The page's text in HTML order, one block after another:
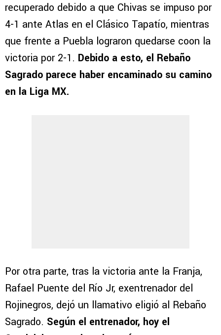
recuperado debido a que Chivas se impuso por
4-1 ante Atlas en el Clásico Tapatío, mientras
que frente a Puebla lograron quedarse coon la
victoria por 2-1. Debido a esto, el Rebaño
Sagrado parece haber encaminado su camino
en la Liga MX.
Por otra parte, tras la victoria ante la Franja,
Rafael Puente del Río Jr, exentrenador del
Rojinegros, dejó un llamativo eligió al Rebaño
Sagrado. Según el entrenador, hoy el